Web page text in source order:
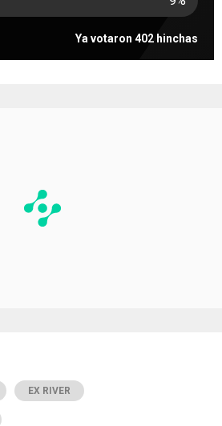
Ya votaron 402 hinchas
EX RIVER